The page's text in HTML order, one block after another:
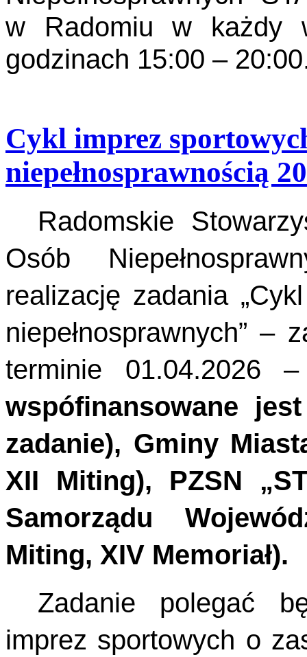
w Radomiu w każdy
godzinach 15:00 –
Cykl imprez
niepełnosprawnością
Radomskie
Osób
realizację zadania
niepełnosprawnych” –
terminie 01.04.2026
wspófinansowane
zadanie), Gminy
XII Miting), PZSN
Samorządu
Miting, XIV Memoriał).
Zadanie polegać
imprez sportowych o